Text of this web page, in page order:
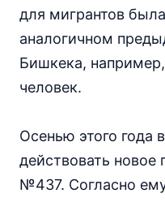
для мигрантов
аналогичном
Бишкека,
человек.
Осенью этого года
действовать новое
№437. Согласно